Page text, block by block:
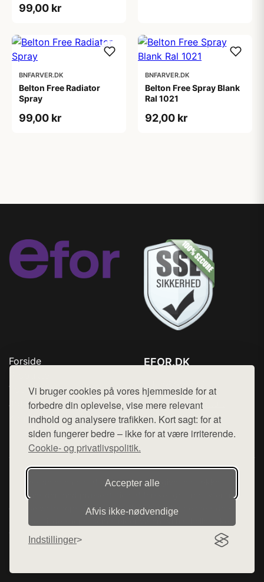
Vi bruger cookies på vores hjemmeside for at
forbedre din oplevelse, vise mere relevant
indhold og analysere trafikken. Kort sagt: for at
siden fungerer bedre – ikke for at være irriterende.
Cookie- og privatlivspolitik.
Accepter alle
Afvis ikke‑nødvendige
Indstillinger
99,00 kr
BNFARVER.DK
Belton Free Radiator
Spray
99,00 kr
BNFARVER.DK
Belton Free Spray Blank
Ral 1021
92,00 kr
Forside
Top Rabatter
Jotun maling
Kontakt
EFOR.DK
Mail: hej@want.dk
Cookie- og privatlivspolitik
Denne side er en del af want.dk, der udgiver en række
hjemmesider med præsentation af forskellige produkter fra
diverse webshops. Der sælges ikke varer fra denne side - vi
henviser til de shops, som sælger varen. Vi har heller ikke
varerne på lager.